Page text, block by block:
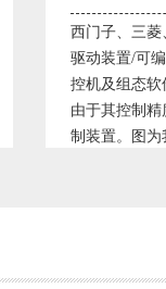
变频恒压供水
极调速技术原
使供水随着使
持供水设定
点、远传压